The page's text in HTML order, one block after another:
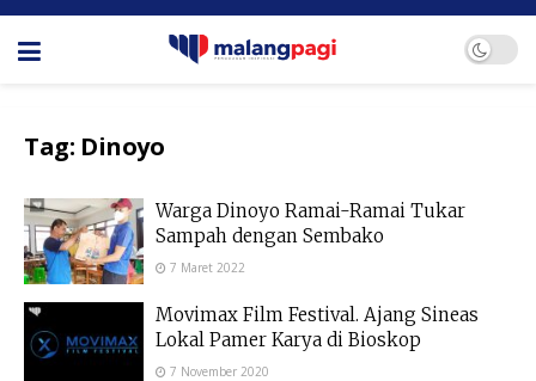
Tag: Dinoyo
Warga Dinoyo Ramai-Ramai Tukar
Sampah dengan Sembako
7 Maret 2022
Movimax Film Festival. Ajang Sineas
Lokal Pamer Karya di Bioskop
7 November 2020